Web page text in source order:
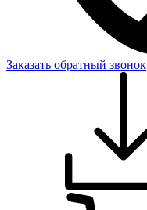
Заказать обратный звонок